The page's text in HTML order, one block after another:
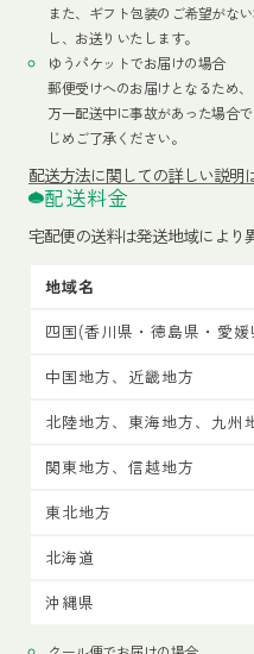
また、ギフト包装のご希望がな
し、お送りいたします。
ゆうパケットでお届けの場合
郵便受けへのお届けとなるため
万一配送中に事故があった場合
じめご了承ください。
配送方法に関しての詳しい説明
配送料金
宅配便の送料は発送地域により
地域名
四国(香川県・徳島県・愛
中国地方、近畿地方
北陸地方、東海地方、九州
関東地方、信越地方
東北地方
北海道
沖縄県